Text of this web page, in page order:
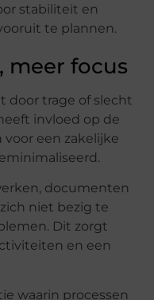
stabiliteit en
te plannen.
meer focus
door trage of slecht
invloed op de
een zakelijke
documenten
niet bezig te
Dit zorgt
en een
waarin processen